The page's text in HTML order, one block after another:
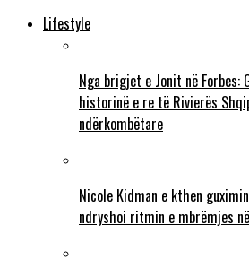
Lifestyle
Nga brigjet e Jonit në Forbes:
historinë e re të Rivierës
ndërkombëtare
Nicole Kidman e kthen
ndryshoi ritmin e mbrëmjes